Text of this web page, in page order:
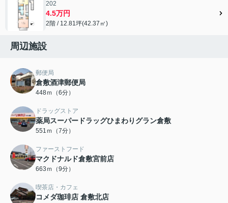
202
4.5万円
2階 / 12.81坪(42.37㎡)
周辺施設
郵便局
倉敷酒津郵便局
448ｍ（6分）
ドラッグストア
薬局スーパードラッグひまわりグラン倉敷
551ｍ（7分）
ファーストフード
マクドナルド倉敷宮前店
663ｍ（9分）
喫茶店・カフェ
コメダ珈琲店 倉敷北店